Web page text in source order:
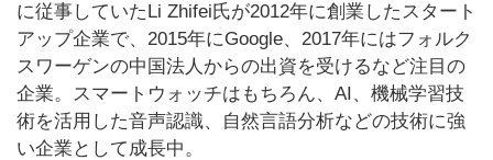
に従事していたLi Zhifei氏が2012年に創業したスタート
アップ企業で、2015年にGoogle、2017年にはフォルク
スワーゲンの中国法人からの出資を受けるなど注目の
企業。スマートウォッチはもちろん、AI、機械学習技
術を活用した音声認識、自然言語分析などの技術に強
い企業として成長中。